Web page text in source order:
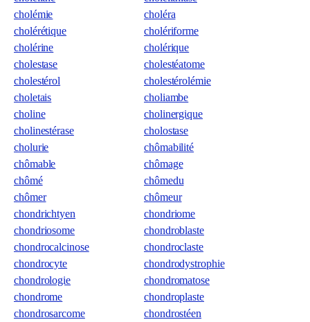
cholémie
choléra
cholérétique
cholériforme
cholérine
cholérique
cholestase
cholestéatome
cholestérol
cholestérolémie
choletais
choliambe
choline
cholinergique
cholinestérase
cholostase
cholurie
chômabilité
chômable
chômage
chômé
chômedu
chômer
chômeur
chondrichtyen
chondriome
chondriosome
chondroblaste
chondrocalcinose
chondroclaste
chondrocyte
chondrodystrophie
chondrologie
chondromatose
chondrome
chondroplaste
chondrosarcome
chondrostéen